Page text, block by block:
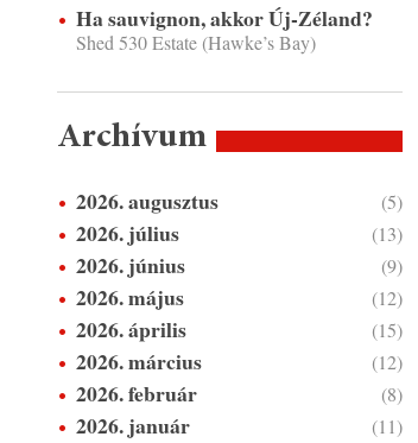
Ha sauvignon, akkor Új-Zéland?
Shed 530 Estate (Hawke’s Bay)
Archívum
2026. augusztus (5)
2026. július (13)
2026. június (9)
2026. május (12)
2026. április (15)
2026. március (12)
2026. február (8)
2026. január (11)